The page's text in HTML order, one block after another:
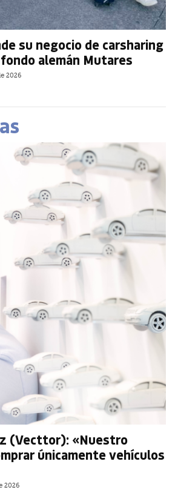
su negocio de carsharing
alemán Mutares
2026
(Vecttor): «Nuestro
únicamente vehículos
2026